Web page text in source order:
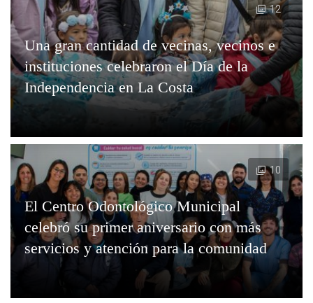
Una gran cantidad de vecinas, vecinos e
instituciones celebraron el Día de la
Independencia en La Costa
12
El Centro Odontológico Municipal
celebró su primer aniversario con más
servicios y atención para la comunidad
10